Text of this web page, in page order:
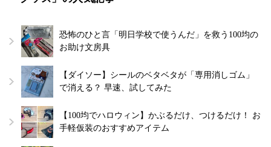
恐怖のひと言「明日学校で使うんだ」を救う100均の
お助け文房具
【ダイソー】シールのベタベタが「専用消しゴム」
で消える？ 早速、試してみた
【100均でハロウィン】かぶるだけ、つけるだけ！ お
手軽仮装のおすすめアイテム